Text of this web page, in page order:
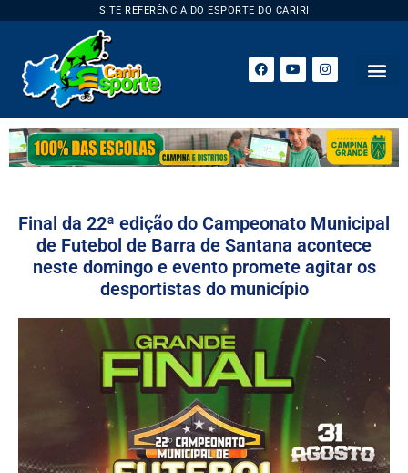
SITE REFERÊNCIA DO ESPORTE DO CARIRI
Final da 22ª edição do Campeonato Municipal
de Futebol de Barra de Santana acontece
neste domingo e evento promete agitar os
desportistas do município